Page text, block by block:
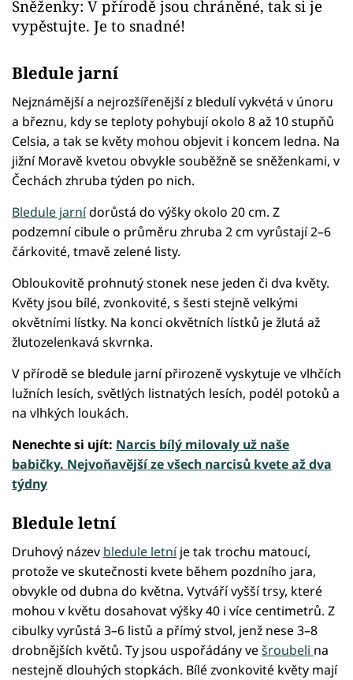
Sněženky: V přírodě jsou chráněné, tak si je
vypěstujte. Je to snadné!
Bledule jarní
Nejznámější a nejrozšířenější z bledulí vykvétá v únoru
a březnu, kdy se teploty pohybují okolo 8 až 10 stupňů
Celsia, a tak se květy mohou objevit i koncem ledna. Na
jižní Moravě kvetou obvykle souběžně se sněženkami, v
Čechách zhruba týden po nich.
Bledule jarnídorůstá do výšky okolo 20 cm. Z
podzemní cibule o průměru zhruba 2 cm vyrůstají 2–6
čárkovité, tmavě zelené listy.
Obloukovitě prohnutý stonek nese jeden či dva květy.
Květy jsou bílé, zvonkovité, s šesti stejně velkými
okvětními lístky. Na konci okvětních lístků je žlutá až
žlutozelenkavá skvrnka.
V přírodě se bledule jarní přirozeně vyskytuje ve vlhčích
lužních lesích, světlých listnatých lesích, podél potoků a
na vlhkých loukách.
Nenechte si ujít: Narcis bílý milovaly už naše
babičky. Nejvoňavější ze všech narcisů kvete až dva
týdny
Bledule letní
Druhový název bledule letní je tak trochu matoucí,
protože ve skutečnosti kvete během pozdního jara,
obvykle od dubna do května. Vytváří vyšší trsy, které
mohou v květu dosahovat výšky 40 i více centimetrů. Z
cibulky vyrůstá 3–6 listů a přímý stvol, jenž nese 3–8
drobnějších květů. Ty jsou uspořádány vešroubeli na
nestejně dlouhých stopkách. Bílé zvonkovité květy mají